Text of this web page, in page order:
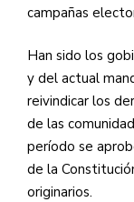
campañas
Han sido los
y del actual
reivindicar los
de las
período se
de la
originarios.